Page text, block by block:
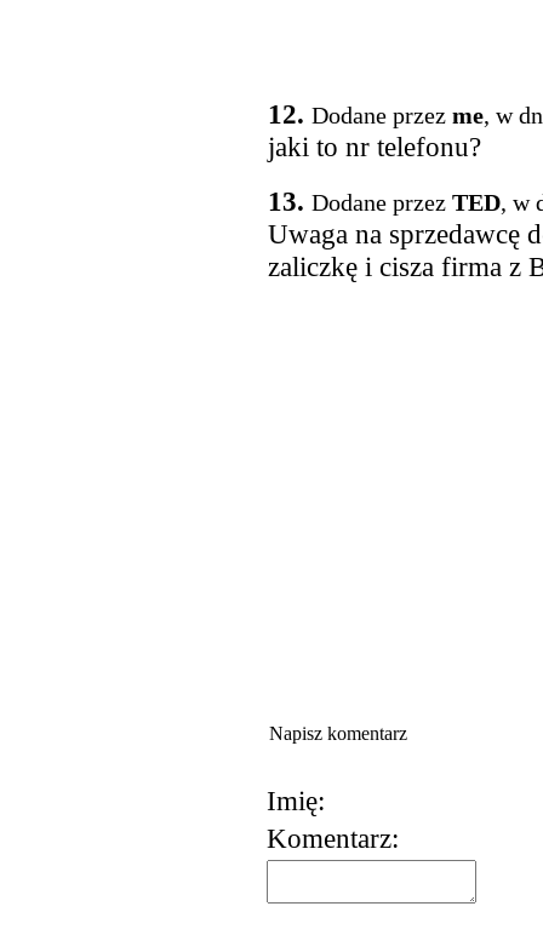
12. Dodane przez me, w
jaki to nr telefonu?
13. Dodane przez TED, w
Uwaga na sprzedawcę
zaliczkę i cisza firma z
Napisz komentarz
Imię:
Komentarz: